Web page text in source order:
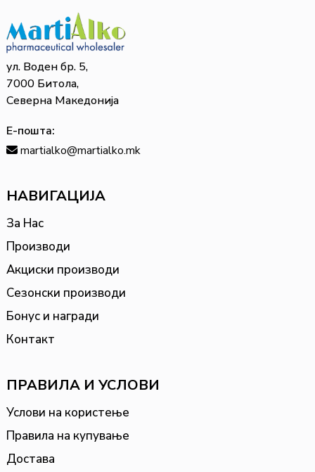
ул. Воден бр. 5,
7000 Битола,
Северна Македонија
Е-пошта:
martialko@martialko.mk
НАВИГАЦИЈА
За Нас
Производи
Акциски производи
Сезонски производи
Бонус и награди
Контакт
ПРАВИЛА И УСЛОВИ
Услови на користење
Правила на купување
Достава